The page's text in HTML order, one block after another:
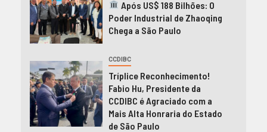
Após US$ 188 Bilhões: O
Poder Industrial de Zhaoqing
Chega a São Paulo
CCDIBC
Tríplice Reconhecimento!
Fabio Hu, Presidente da
CCDIBC é Agraciado com a
Mais Alta Honraria do Estado
de São Paulo